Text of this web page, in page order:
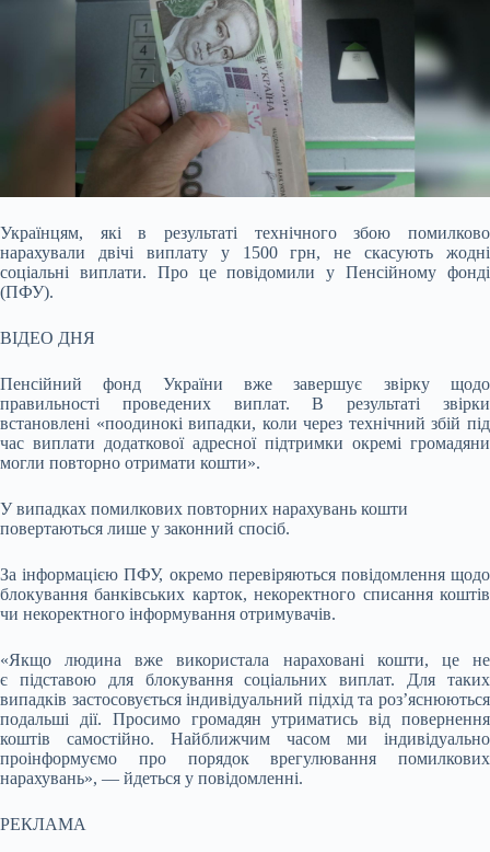
Українцям, які в результаті технічного збою помилково
нарахували двічі виплату у 1500 грн, не скасують жодні
соціальні виплати. Про це повідомили у Пенсійному фонді
(ПФУ).
ВІДЕО ДНЯ
Пенсійний фонд України вже завершує звірку щодо
правильності проведених виплат. В результаті звірки
встановлені «поодинокі випадки, коли через технічний збій під
час виплати додаткової адресної підтримки окремі громадяни
могли повторно отримати кошти».
У випадках помилкових повторних нарахувань кошти
повертаються лише у законний спосіб.
За інформацією ПФУ, окремо перевіряються повідомлення щодо
блокування банківських карток, некоректного списання коштів
чи некоректного інформування отримувачів.
«Якщо людина вже використала нараховані кошти, це не
є підставою для блокування соціальних виплат. Для таких
випадків застосовується індивідуальний підхід та роз’яснюються
подальші дії. Просимо громадян утриматись від повернення
коштів самостійно. Найближчим часом ми індивідуально
проінформуємо про порядок врегулювання помилкових
нарахувань», — йдеться у повідомленні.
РЕКЛАМА